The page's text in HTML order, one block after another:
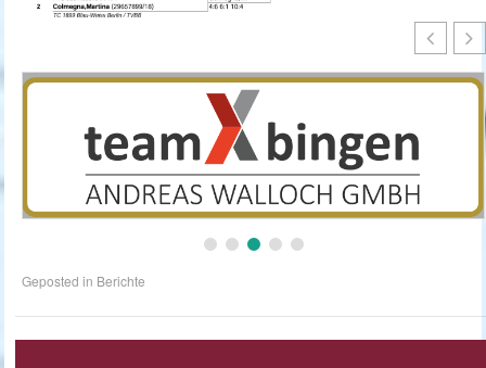
Geposted in Berichte